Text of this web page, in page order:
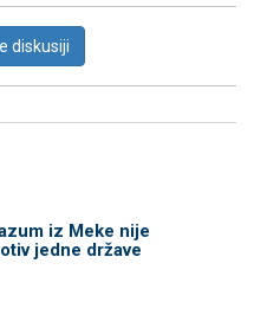
diskusiji
iz Meke nije
jedne države